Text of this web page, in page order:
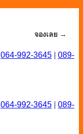
จองเลย →
064-992-3645
089-
064-992-3645
089-